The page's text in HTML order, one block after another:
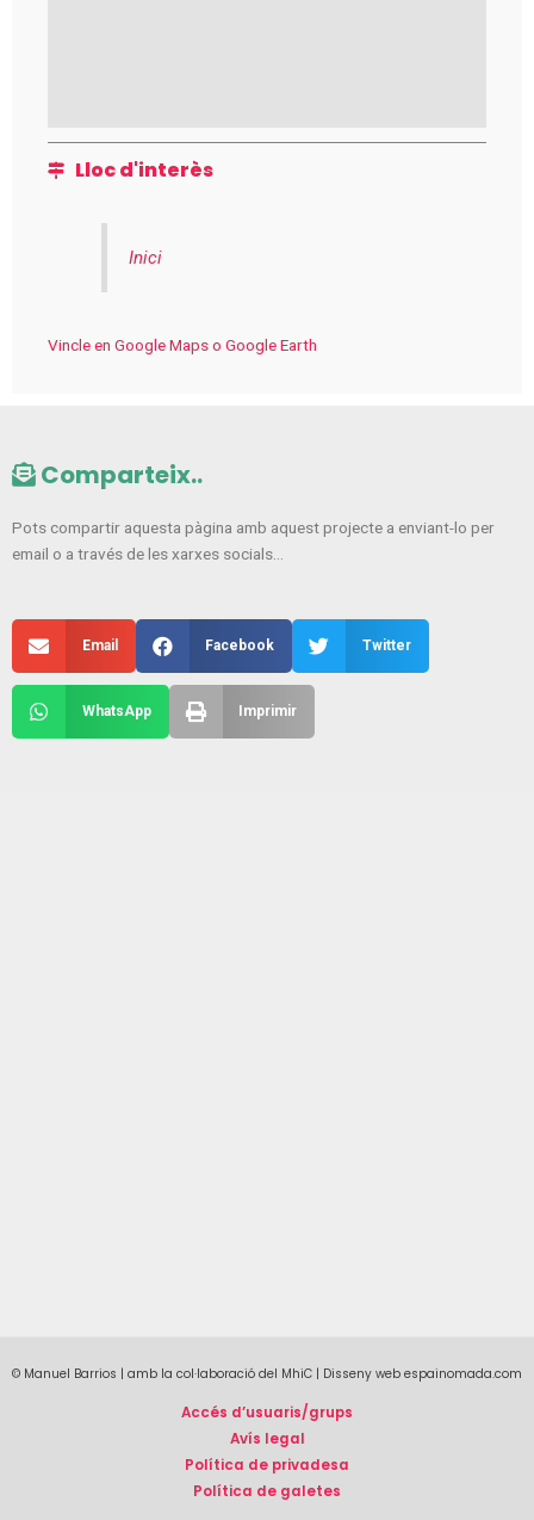
Lloc d'interès
Inici
Vincle en Google Maps o Google Earth
Comparteix..
Pots compartir aquesta pàgina amb aquest projecte a enviant-lo per
email o a través de les xarxes socials…
Email Facebook Twitter
WhatsApp Imprimir
© Manuel Barrios | amb la col·laboració del MhiC | Disseny web espainomada.com
Accés d’usuaris/grups
Avís legal
Política de privadesa
Política de galetes